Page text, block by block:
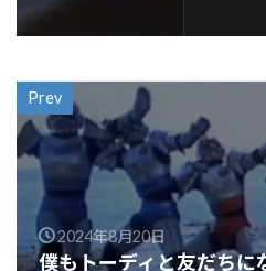
Prev
2024年8月20日
僕もトーディと友だちに